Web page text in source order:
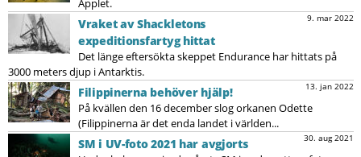
Äpplet.
9. mar 2022
Vraket av Shackletons
expeditionsfartyg hittat
Det länge eftersökta skeppet Endurance har hittats på
3000 meters djup i Antarktis.
13. jan 2022
Filippinerna behöver hjälp!
På kvällen den 16 december slog orkanen Odette
(Filippinerna är det enda landet i världen...
30. aug 2021
SM i UV-foto 2021 har avgjorts